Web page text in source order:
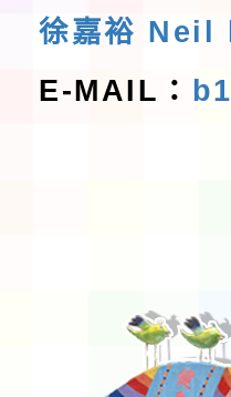
徐嘉裕 Neil
E-MAIL：